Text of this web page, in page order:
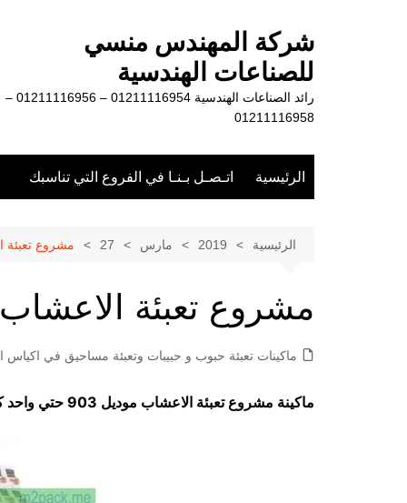
شركة المهندس منسي
للصناعات الهندسية
رائد الصناعات الهندسية 01211116954 – 01211116956 –
01211116958
الرئيسية اتـصـل بـنـا في الفروع التي تناسبك
الرئيسية 2019 مارس 27 مشروع تعبئة
مشروع تعبئة الاعشاب
ماكينات تعبئة حبوب و حبيبات وتعبئة مساحيق في اكياس
ماكينة مشروع تعبئة الاعشاب موديل 903 حتي واحد كيلو ماركة مهندس منسي